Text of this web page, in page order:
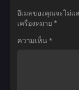
พากย์
เซียน
พนัน
อีเมลของคุณจะไม่แ
เครื่องหมาย *
ความเห็น *